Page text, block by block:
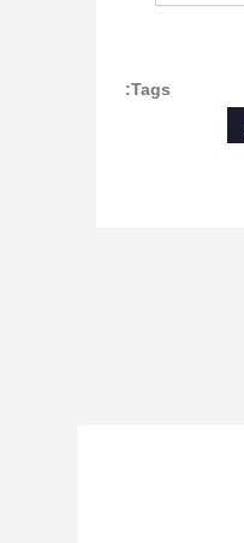
Tags: